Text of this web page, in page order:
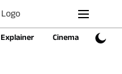
Explainer Cinema Sports